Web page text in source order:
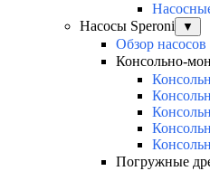
Насосы Speroni
▼
Обзор насосов
Консольно-
Погружные